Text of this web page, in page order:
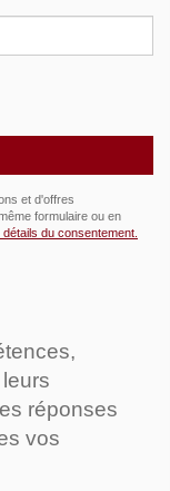
et d'offres
formulaire ou en
du consentement.
réponses
vos